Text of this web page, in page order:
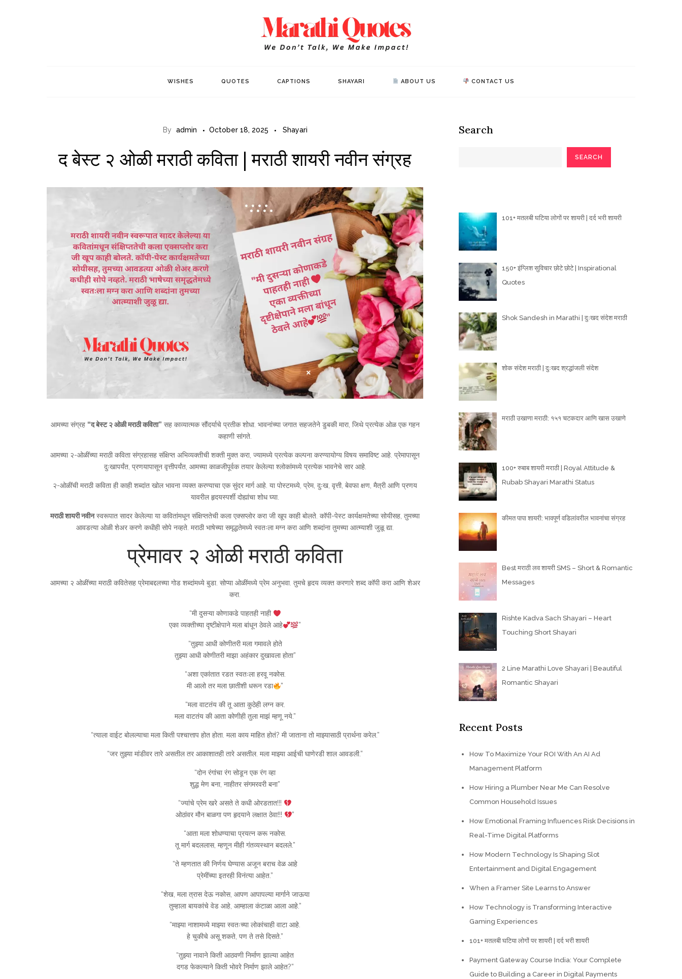
WISHES QUOTES CAPTIONS SHAYARI ABOUT US CONTACT US
By admin October 18, 2025 Shayari
द बेस्ट २ ओळी मराठी कविता | मराठी शायरी नवीन संग्रह
आमच्या संग्रह “द बेस्ट २ ओळी मराठी कविता” सह काव्यात्मक सौंदर्याचे प्रतीक शोधा. भावनांच्या जगात सहजतेने डुबकी मारा, जिथे प्रत्येक ओळ एक गहन
कहाणी सांगते.
आमच्या २-ओळींच्या मराठी कविता संग्रहासह संक्षिप्त अभिव्यक्तीची शक्ती मुक्त करा, ज्यामध्ये प्रत्येक कल्पना करण्यायोग्य विषय समाविष्ट आहे. प्रेमापासून
दुःखापर्यंत, प्रणयापासून वृत्तीपर्यंत, आमच्या काळजीपूर्वक तयार केलेल्या श्लोकांमध्ये प्रत्येक भावनेचे सार आहे.
२-ओळींची मराठी कविता ही काही शब्दांत खोल भावना व्यक्त करण्याचा एक सुंदर मार्ग आहे. या पोस्टमध्ये, प्रेम, दुःख, वृत्ती, बेवफा क्षण, मैत्री आणि प्रणय
यावरील हृदयस्पर्शी दोह्यांचा शोध घ्या.
मराठी शायरी नवीनस्वरूपात सादर केलेल्या या कवितांमधून संक्षिप्ततेची कला एक्सप्लोर करा जी खूप काही बोलते. कॉपी-पेस्ट कार्यक्षमतेच्या सोयीसह, तुमच्या
आवडत्या ओळी शेअर करणे कधीही सोपे नव्हते. मराठी भाषेच्या समृद्धतेमध्ये स्वतःला मग्न करा आणि शब्दांना तुमच्या आत्म्याशी जुळू द्या.
प्रेमावर २ ओळी मराठी कविता
आमच्या २ ओळींच्या मराठी कवितेसह प्रेमाबद्दलच्या गोड शब्दांमध्ये बुडा. सोप्या ओळींमध्ये प्रेम अनुभवा. तुमचे हृदय व्यक्त करणारे शब्द कॉपी करा आणि शेअर
करा.
“मी दुसऱ्या कोणाकडे पाहतही नाही
एका व्यक्तीच्या दृष्टीक्षेपाने मला बांधून ठेवले आहे
”
“तुझ्या आधी कोणीतरी मला गमावले होते
तुझ्या आधी कोणीतरी माझा अहंकार दुखावला होता”
“अशा एकांतात रडत स्वतःला हरवू नकोस.
मी आलो तर मला छातीशी धरून रडा
”
“मला वाटतंय की तू आता कुठेही लग्न कर.
मला वाटतंय की आता कोणीही तुला माझं म्हणू नये.”
“त्याला वाईट बोलल्याचा मला किती पश्चात्ताप होत होता. मला काय माहित होतं? मी जाताना तो माझ्यासाठी प्रार्थना करेल.”
“जर तुझ्या मांडीवर तारे असतील तर आकाशातही तारे असतील. मला माझ्या आईची घाणेरडी शाल आवडली.”
“दोन रंगांचा रंग सोडून एक रंग व्हा
शुद्ध मेण बना, नाहीतर संगमरवरी बना”
“ज्यांचे प्रेम खरे असते ते कधी ओरडतात!!!
ओठांवर मौन बाळगा पण हृदयाने लक्षात ठेवा!!!
”
“आता मला शोधण्याचा प्रयत्न करू नकोस.
तू मार्ग बदललास, म्हणून मीही गंतव्यस्थान बदलले.”
“ते म्हणतात की निर्णय घेण्यास अजून बराच वेळ आहे
प्रेमींच्या इतरही विनंत्या आहेत.”
“शेख, मला त्रास देऊ नकोस, आपण आपापल्या मार्गाने जाऊया
तुम्हाला बायकांचे वेड आहे, आम्हाला कंटाळा आला आहे.”
“माझ्या नाशामध्ये माझ्या स्वतःच्या लोकांचाही वाटा आहे.
हे चुकीचे असू शकते, पण ते तसे दिसते.”
“तुझ्या नावाने किती आठवणी निर्माण झाल्या आहेत
दगड फेकल्याने किती भोवरे निर्माण झाले आहेत?”
Search
SEARCH
101+ मतलबी घटिया लोगों पर शायरी | दर्द भरी शायरी
150+ इंग्लिश सुविचार छोटे छोटे | Inspirational
Quotes
Shok Sandesh in Marathi | दुःखद संदेश मराठी
शोक संदेश मराठी | दुःखद श्रद्धांजली संदेश
मराठी उखाणा मराठी: १५१ चटकदार आणि खास उखाणे
100+ रुबाब शायरी मराठी | Royal Attitude &
Rubab Shayari Marathi Status
कीमत पापा शायरी: भावपूर्ण वडिलांवरील भावनांचा संग्रह
Best मराठी लव शायरी SMS – Short & Romantic
Messages
Rishte Kadva Sach Shayari – Heart
Touching Short Shayari
2 Line Marathi Love Shayari | Beautiful
Romantic Shayari
Recent Posts
How To Maximize Your ROI With An AI Ad
Management Platform
How Hiring a Plumber Near Me Can Resolve
Common Household Issues
How Emotional Framing Influences Risk Decisions in
Real-Time Digital Platforms
How Modern Technology Is Shaping Slot
Entertainment and Digital Engagement
When a Framer Site Learns to Answer
How Technology is Transforming Interactive
Gaming Experiences
101+ मतलबी घटिया लोगों पर शायरी | दर्द भरी शायरी
Payment Gateway Course India: Your Complete
Guide to Building a Career in Digital Payments